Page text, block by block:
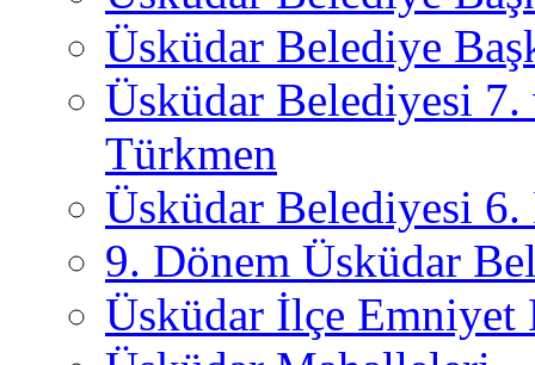
Üsküdar Belediye
Üsküdar Belediyesi
Türkmen
Üsküdar Belediyesi 6.
9. Dönem Üsküdar
Üsküdar İlçe